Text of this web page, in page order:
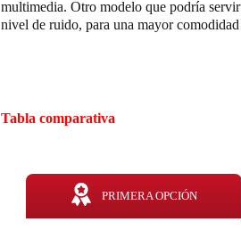
multimedia. Otro modelo que podría
nivel de ruido, para una mayor
Tabla comparativa
PRIMERA OPCIÓN